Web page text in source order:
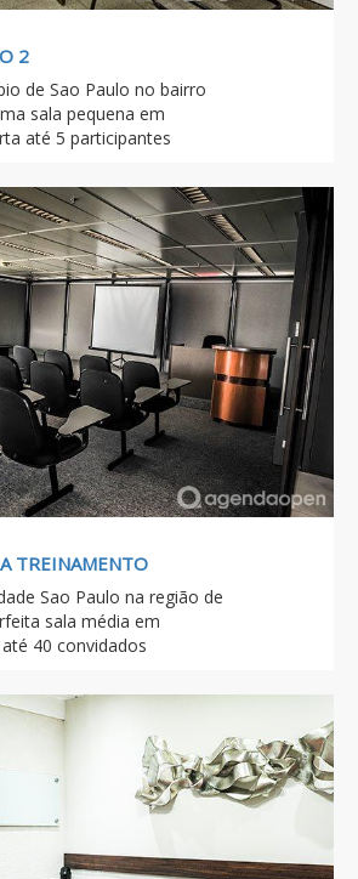
2
de Sao Paulo no bairro
sala pequena em
até 5 participantes
TREINAMENTO
Sao Paulo na região de
sala média em
40 convidados